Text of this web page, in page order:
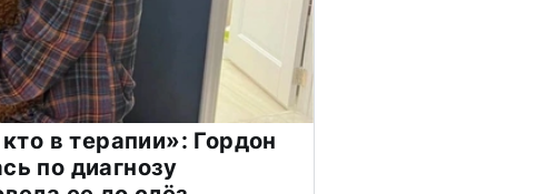
в терапии»: Гордон
по диагнозу